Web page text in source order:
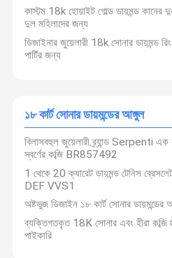
কাস্টম 18k হোয়াইট গোল্ড ডায়মন্ড কানের
দুল মহিলাদের জন্য
ডিজাইনার জুয়েলারী 18k সোনার ডায়মন্ড রিং
পার্টির জন্য
১৮ কার্ট সোনার ডায়মন্ডের আঙ্গুল
বিলাসবহুল জুয়েলারী ব্র্যান্ড Serpenti
স্বর্ণের কব্জি BR857492
1 থেকে 20 ক্যারেট ডায়মন্ড টেনিস
DEF VVS1
অষ্টভুজ ডিজাইন ১৮ কার্ট সোনার
ব্যক্তিগতকৃত 18K সোনার এবং হীরা কব্জি
পাইকারি